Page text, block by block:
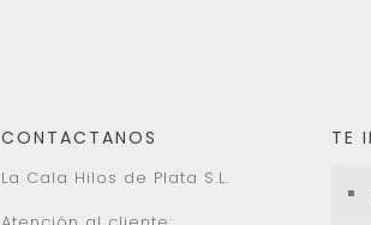
CONTACTANOS
La Cala Hilos de Plata S.L.
TE